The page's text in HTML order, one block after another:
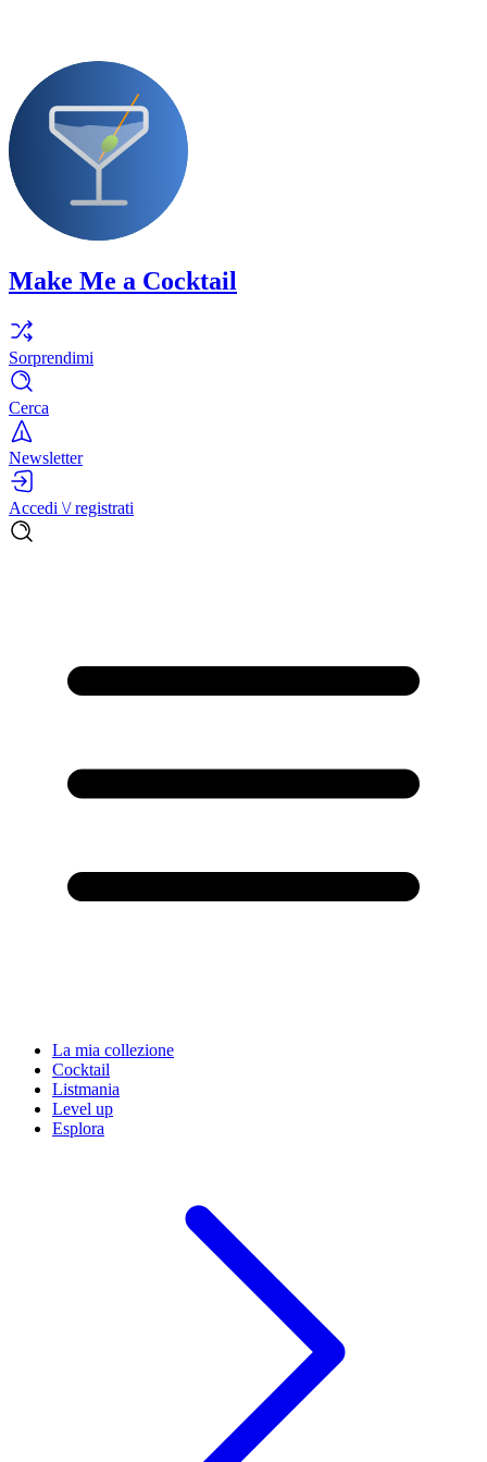
Make Me a Cocktail
Sorprendimi
Cerca
Newsletter
Accedi \/ registrati
La mia collezione
Cocktail
Listmania
Level up
Esplora